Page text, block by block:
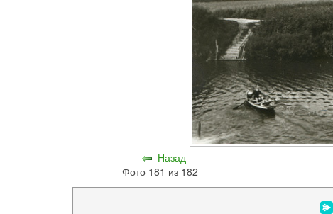
Назад
Фото 181 из 182